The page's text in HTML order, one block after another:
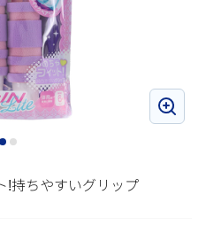
!持ちやすいグリップ